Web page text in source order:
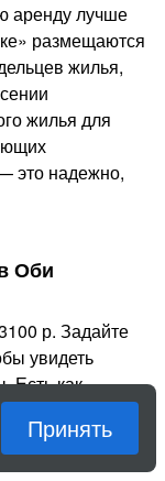
аренду лучше
размещаются
жилья,
жилья для
это надежно,
Оби
р. Задайте
увидеть
Есть как
объекты,
Стоимость
Принять